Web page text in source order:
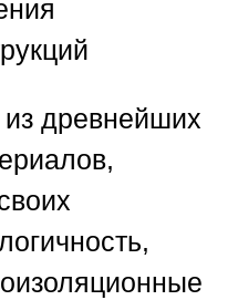
древнейших